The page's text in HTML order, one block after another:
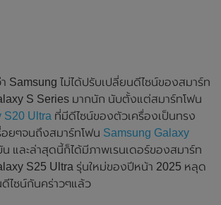
า Samsung ไม่ได้ปรับเปลี่ยนดีไซน์ของสมาร์ท
S Series มากนัก นับตั้งแต่สมาร์ทโฟน
S20 Ultra ที่มีดีไซน์ของตัวเครื่องเป็นทรง
อยๆจนถึงสมาร์ทโฟน Samsung Galaxy
น และล่าสุดนี้ก็ได้มีภาพเรนเดอร์ของสมาร์ท
S25 Ultra รุ่นใหม่ของปีหน้า 2025 หลุด
ดีไซน์กันคร่าวๆแล้ว